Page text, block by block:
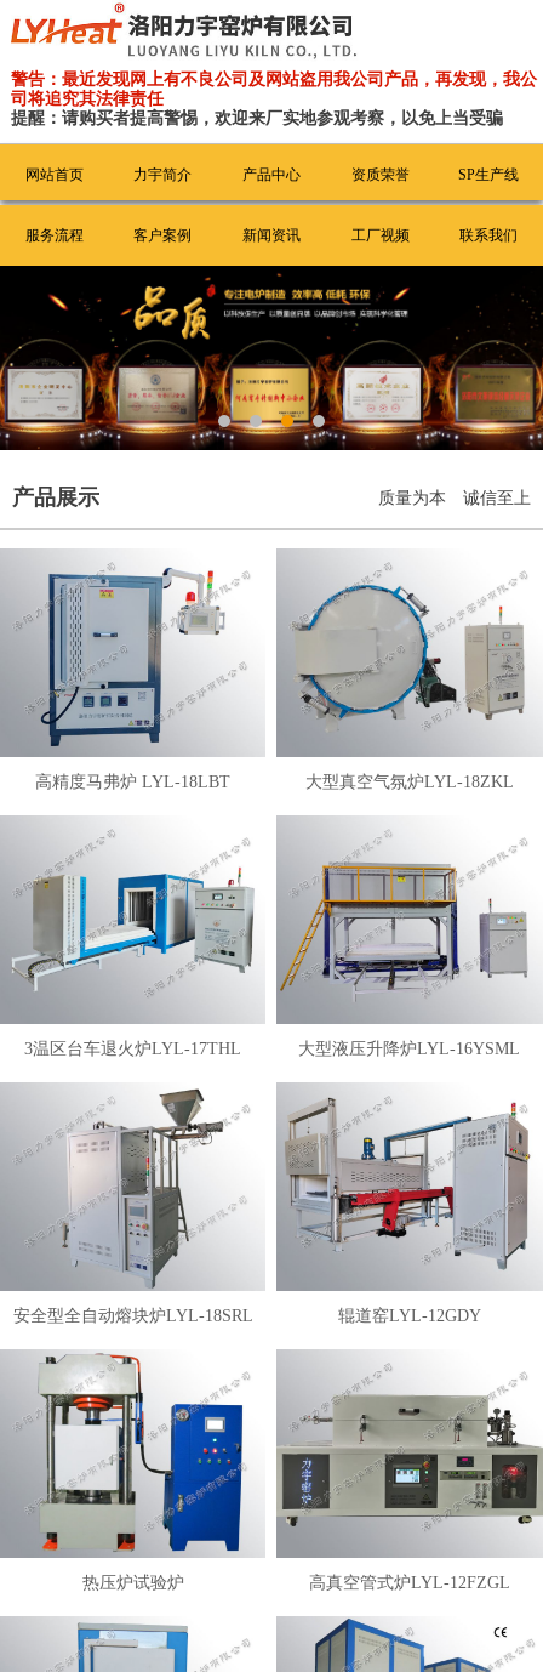
警告：最近发现网上有不良公司及网站盗用我公司产品，再发现，我公
司将追究其法律责任
提醒：请购买者提高警惕，欢迎来厂实地参观考察，以免上当受骗
网站首页 力宇简介 产品中心 资质荣誉 SP生产线
服务流程 客户案例 新闻资讯 工厂视频 联系我们
产品展示 质量为本 诚信至上
高精度马弗炉 LYL-18LBT 大型真空气氛炉LYL-18ZKL
3温区台车退火炉LYL-17THL 大型液压升降炉LYL-16YSML
安全型全自动熔块炉LYL-18SRL 辊道窑LYL-12GDY
热压炉试验炉 高真空管式炉LYL-12FZGL